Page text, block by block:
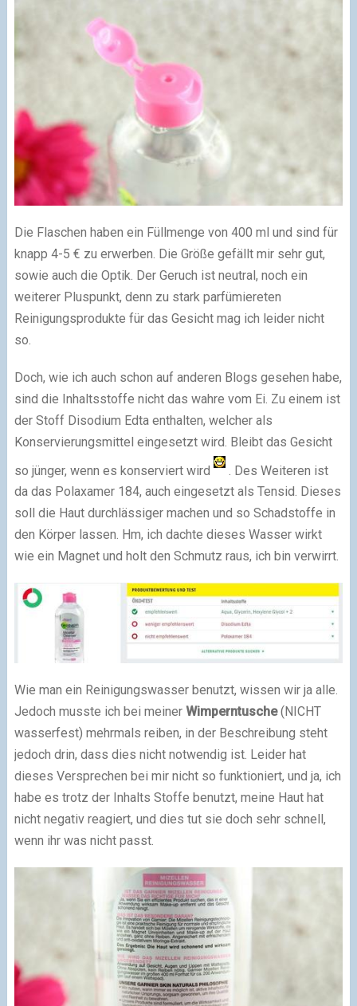
Die Flaschen haben ein Füllmenge von 400 ml und sind für
knapp 4-5 € zu erwerben. Die Größe gefällt mir sehr gut,
sowie auch die Optik. Der Geruch ist neutral, noch ein
weiterer Pluspunkt, denn zu stark parfümiereten
Reinigungsprodukte für das Gesicht mag ich leider nicht
so.
Doch, wie ich auch schon auf anderen Blogs gesehen habe,
sind die Inhaltsstoffe nicht das wahre vom Ei. Zu einem ist
der Stoff Disodium Edta enthalten, welcher als
Konservierungsmittel eingesetzt wird. Bleibt das Gesicht
so jünger, wenn es konserviert wird
. Des Weiteren ist
da das Polaxamer 184, auch eingesetzt als Tensid. Dieses
soll die Haut durchlässiger machen und so Schadstoffe in
den Körper lassen. Hm, ich dachte dieses Wasser wirkt
wie ein Magnet und holt den Schmutz raus, ich bin verwirrt.
Wie man ein Reinigungswasser benutzt, wissen wir ja alle.
Jedoch musste ich bei meiner Wimperntusche(NICHT
wasserfest) mehrmals reiben, in der Beschreibung steht
jedoch drin, dass dies nicht notwendig ist. Leider hat
dieses Versprechen bei mir nicht so funktioniert, und ja, ich
habe es trotz der Inhalts Stoffe benutzt, meine Haut hat
nicht negativ reagiert, und dies tut sie doch sehr schnell,
wenn ihr was nicht passt.